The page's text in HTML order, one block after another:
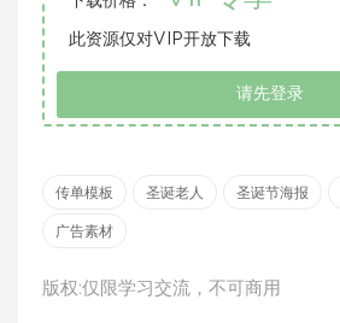
此资源仅对VIP开放下载
请先登录
传单模板 圣诞老人 圣诞节海报
广告素材
版权:仅限学习交流，不可商用